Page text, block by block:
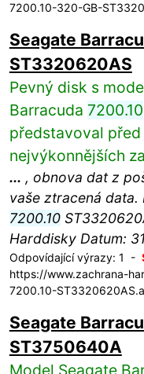
7200.10-320-GB-
Seagate
ST3320620AS
Pevný disk s
Barracuda 7200.10
představoval
nejvýkonnějších
... , obnova dat z
vaše ztracená data.
7200.10
Harddisky Datum:
Odpovídající výrazy: 1 -
https://www.zachrana-
7200.10-
Seagate
ST3750640A
Model Seagate